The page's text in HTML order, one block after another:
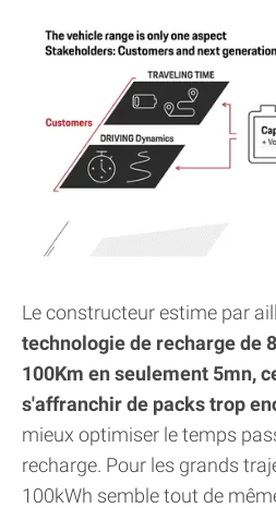
Le constructeur estime par
technologie de recharge de
100Km en seulement 5mn,
s'affranchir de packs trop
mieux optimiser le temps
recharge. Pour les grands
100kWh semble tout de